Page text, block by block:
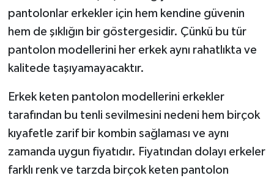
pantolonlar erkekler için hem kendine güvenin
hem de şıklığın bir göstergesidir. Çünkü bu tür
pantolon modellerini her erkek aynı rahatlıkta ve
kalitede taşıyamayacaktır.
Erkek keten pantolon modellerini erkekler
tarafından bu tenli sevilmesini nedeni hem birçok
kıyafetle zarif bir kombin sağlaması ve aynı
zamanda uygun fiyatıdır. Fiyatından dolayı erkeler
farklı renk ve tarzda birçok keten pantolon